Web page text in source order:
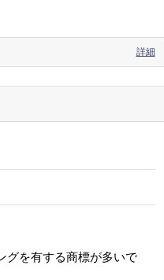
詳細
グを有する商標が多いで